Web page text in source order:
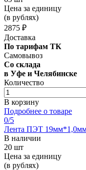
Цена за единицу
(в рублях)
2875 ₽
Доставка
По тарифам ТК
Самовывоз
Со склада
в Уфе и Челябинске
Количество
В корзину
Подробнее о товаре
0/5
Лента ПЭТ
В наличии
20 шт
Цена за единицу
(в рублях)